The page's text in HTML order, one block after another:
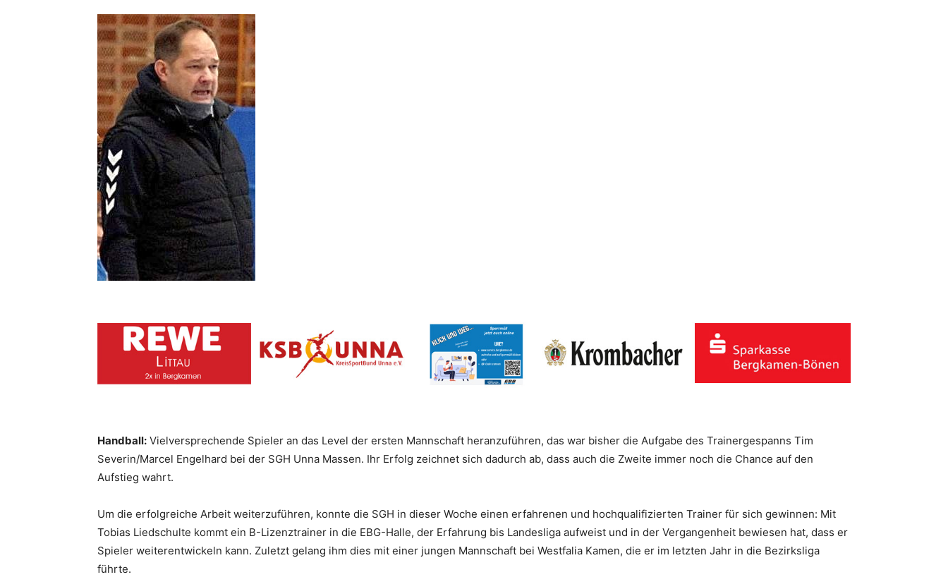
Handball: Vielversprechende Spieler an das Level der ersten Mannschaft heranzuführen, das war bisher die Aufgabe des Trainergespanns Tim
Severin/Marcel Engelhard bei der SGH Unna Massen. Ihr Erfolg zeichnet sich dadurch ab, dass auch die Zweite immer noch die Chance auf den
Aufstieg wahrt.
Um die erfolgreiche Arbeit weiterzuführen, konnte die SGH in dieser Woche einen erfahrenen und hochqualifizierten Trainer für sich gewinnen: Mit
Tobias Liedschulte kommt ein B-Lizenztrainer in die EBG-Halle, der Erfahrung bis Landesliga aufweist und in der Vergangenheit bewiesen hat, dass er
Spieler weiterentwickeln kann. Zuletzt gelang ihm dies mit einer jungen Mannschaft bei Westfalia Kamen, die er im letzten Jahr in die Bezirksliga
führte.